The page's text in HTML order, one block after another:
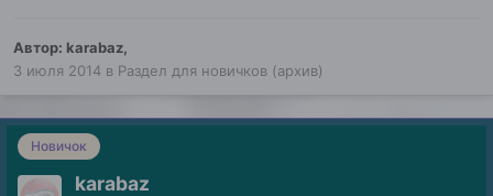
Автор: karabaz,
3 июля 2014 в Раздел для новичков (архив)
Новичок
karabaz